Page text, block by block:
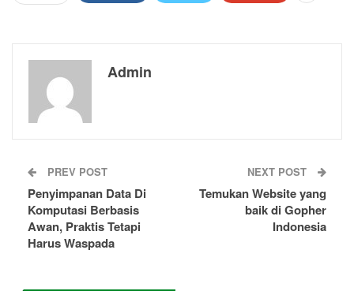
Admin
PREV POST
Penyimpanan Data Di
Komputasi Berbasis
Awan, Praktis Tetapi
Harus Waspada
NEXT POST
Temukan Website yang
baik di Gopher
Indonesia